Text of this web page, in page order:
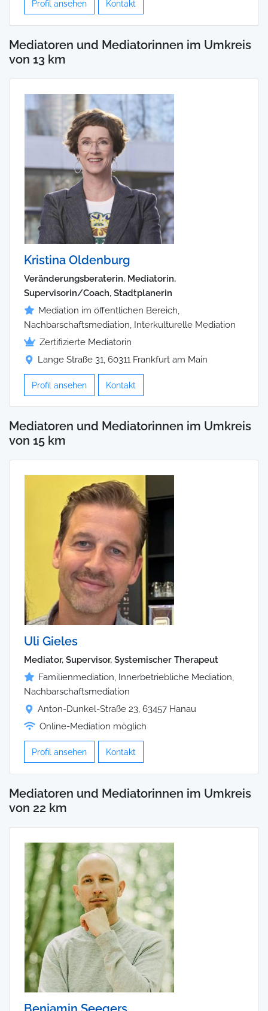
Profil ansehen Kontakt
Mediatoren und Mediatorinnen im Umkreis
von 13 km
Kristina Oldenburg
Veränderungsberaterin, Mediatorin,
Supervisorin/Coach, Stadtplanerin
Mediation im öffentlichen Bereich,
Nachbarschaftsmediation, Interkulturelle Mediation
Zertifizierte Mediatorin
Lange Straße 31, 60311 Frankfurt am Main
Profil ansehen Kontakt
Mediatoren und Mediatorinnen im Umkreis
von 15 km
Uli Gieles
Mediator, Supervisor, Systemischer Therapeut
Familienmediation, Innerbetriebliche Mediation,
Nachbarschaftsmediation
Anton-Dunkel-Straße 23, 63457 Hanau
Online-Mediation möglich
Profil ansehen Kontakt
Mediatoren und Mediatorinnen im Umkreis
von 22 km